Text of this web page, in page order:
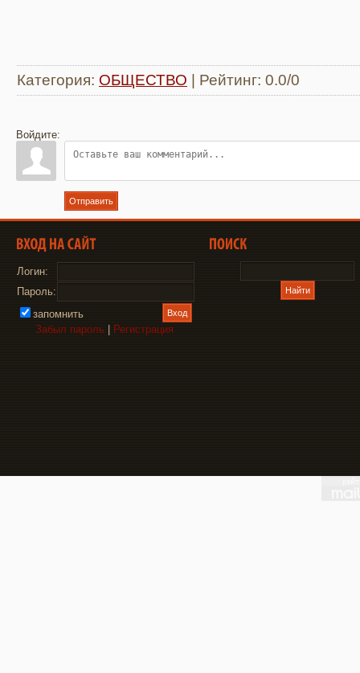
Категория: ОБЩЕСТВО Рейтинг: 0.0/0
Войдите:
Отправить
Логин:
Пароль:
запомнить
Забыл пароль
Регистрация